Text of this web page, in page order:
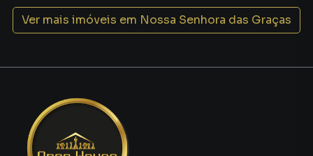
Ver mais imóveis em Nossa Senhora das Graças